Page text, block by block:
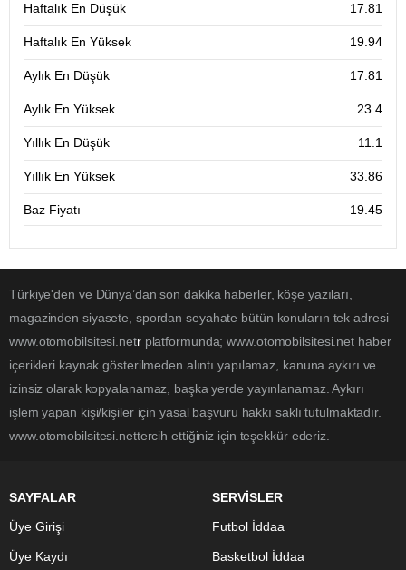
Haftalık En Düşük 17.81
Haftalık En Yüksek 19.94
Aylık En Düşük 17.81
Aylık En Yüksek 23.4
Yıllık En Düşük 11.1
Yıllık En Yüksek 33.86
Baz Fiyatı 19.45
Türkiye'den ve Dünya’dan son dakika haberler, köşe yazıları,
magazinden siyasete, spordan seyahate bütün konuların tek adresi
www.otomobilsitesi.netrplatformunda; www.otomobilsitesi.net haber
içerikleri kaynak gösterilmeden alıntı yapılamaz, kanuna aykırı ve
izinsiz olarak kopyalanamaz, başka yerde yayınlanamaz. Aykırı
işlem yapan kişi/kişiler için yasal başvuru hakkı saklı tutulmaktadır.
www.otomobilsitesi.nettercih ettiğiniz için teşekkür ederiz.
SAYFALAR
Üye Girişi
Üye Kaydı
SERVİSLER
Futbol İddaa
Basketbol İddaa